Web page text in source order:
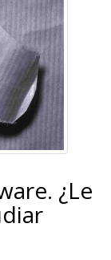
¿Le